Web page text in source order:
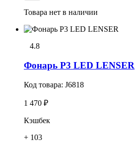
Товара нет в наличии
4.8
Фонарь P3 LED LENSER
Код товара: J6818
1 470 ₽
Кэшбек
+ 103